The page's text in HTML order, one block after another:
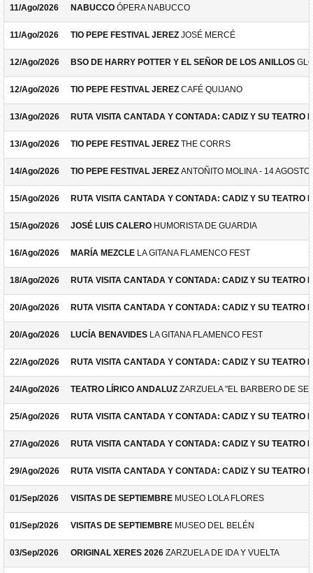
11/Ago/2026 NABUCCO ÓPERA NABUCCO
11/Ago/2026 TIO PEPE FESTIVAL JEREZ JOSÉ MERCÉ
12/Ago/2026 BSO DE HARRY POTTER Y EL SEÑOR DE LOS ANILLOS
12/Ago/2026 TIO PEPE FESTIVAL JEREZ CAFÉ QUIJANO
13/Ago/2026 RUTA VISITA CANTADA Y CONTADA: CADIZ Y SU TEATRO
13/Ago/2026 TIO PEPE FESTIVAL JEREZ THE CORRS
14/Ago/2026 TIO PEPE FESTIVAL JEREZ ANTOÑITO MOLINA - 14 AGOSTO
15/Ago/2026 RUTA VISITA CANTADA Y CONTADA: CADIZ Y SU TEATRO
15/Ago/2026 JOSÉ LUIS CALERO HUMORISTA DE GUARDIA
16/Ago/2026 MARÍA MEZCLE LA GITANA FLAMENCO FEST
18/Ago/2026 RUTA VISITA CANTADA Y CONTADA: CADIZ Y SU TEATRO
20/Ago/2026 RUTA VISITA CANTADA Y CONTADA: CADIZ Y SU TEATRO
20/Ago/2026 LUCÍA BENAVIDES LA GITANA FLAMENCO FEST
22/Ago/2026 RUTA VISITA CANTADA Y CONTADA: CADIZ Y SU TEATRO
24/Ago/2026 TEATRO LÍRICO ANDALUZ ZARZUELA "EL BARBERO DE
25/Ago/2026 RUTA VISITA CANTADA Y CONTADA: CADIZ Y SU TEATRO
27/Ago/2026 RUTA VISITA CANTADA Y CONTADA: CADIZ Y SU TEATRO
29/Ago/2026 RUTA VISITA CANTADA Y CONTADA: CADIZ Y SU TEATRO
01/Sep/2026 VISITAS DE SEPTIEMBRE MUSEO LOLA FLORES
01/Sep/2026 VISITAS DE SEPTIEMBRE MUSEO DEL BELÉN
03/Sep/2026 ORIGINAL XERES 2026 ZARZUELA DE IDA Y VUELTA